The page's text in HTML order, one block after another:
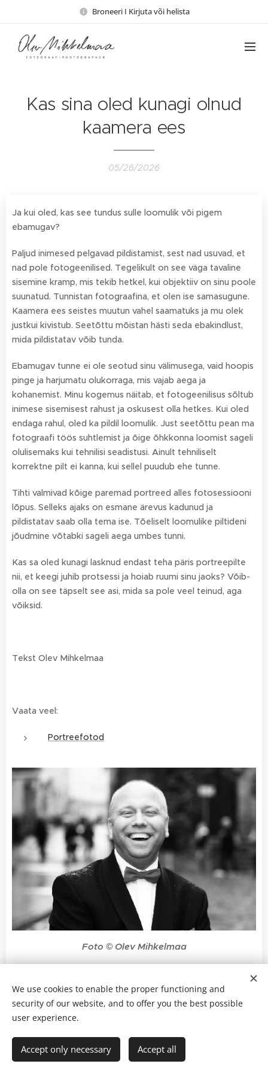
Broneeri I Kirjuta või helista
Kas sina oled kunagi olnud
kaamera ees
05/26/2026
Ja kui oled, kas see tundus sulle loomulik või pigem
ebamugav?
Paljud inimesed pelgavad pildistamist, sest nad usuvad, et
nad pole fotogeenilised. Tegelikult on see väga tavaline
sisemine kramp, mis tekib hetkel, kui objektiiv on sinu poole
suunatud. Tunnistan fotograafina, et olen ise samasugune.
Kaamera ees seistes muutun vahel saamatuks ja mu olek
justkui kivistub. Seetõttu mõistan hästi seda ebakindlust,
mida pildistatav võib tunda.
Ebamugav tunne ei ole seotud sinu välimusega, vaid hoopis
pinge ja harjumatu olukorraga, mis vajab aega ja
kohanemist. Minu kogemus näitab, et fotogeenilisus sõltub
inimese sisemisest rahust ja oskusest olla hetkes. Kui oled
endaga rahul, oled ka pildil loomulik. Just seetõttu pean ma
fotograafi töös suhtlemist ja õige õhkkonna loomist sageli
olulisemaks kui tehnilisi seadistusi. Ainult tehniliselt
korrektne pilt ei kanna, kui sellel puudub ehe tunne.
Tihti valmivad kõige paremad portreed alles fotosessiooni
lõpus. Selleks ajaks on esmane ärevus kadunud ja
pildistatav saab olla tema ise. Tõeliselt loomulike piltideni
jõudmine võtabki sageli aega umbes tunni.
Kas sa oled kunagi lasknud endast teha päris portreepilte
nii, et keegi juhib protsessi ja hoiab ruumi sinu jaoks? Võib-
olla on see täpselt see asi, mida sa pole veel teinud, aga
võiksid.
Tekst Olev Mihkelmaa
Vaata veel:
Portreefotod
Foto © Olev Mihkelmaa
info@olev.ee I +372 5341 4678
Fotod ja tekstid © Olev Mihkelmaa IFotode ja tekstide
kasutamine kokkuleppel fotograafiga I
We use cookies to enable the proper functioning and
security of our website, and to offer you the best possible
user experience.
Accept only necessary Accept all